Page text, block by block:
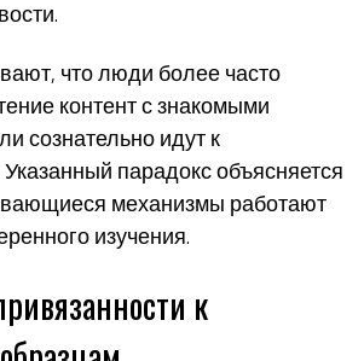
что люди более часто
контент с знакомыми
сознательно идут к
парадокс объясняется
механизмы работают
изучения.
к